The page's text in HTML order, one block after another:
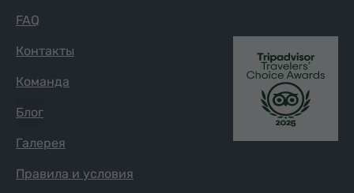
FAQ
Контакты
Команда
Блог
Галерея
Правила и условия